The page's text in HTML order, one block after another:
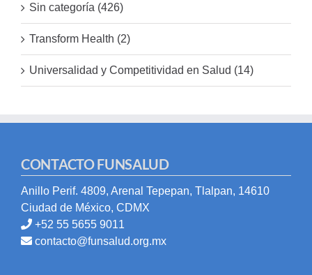
Sin categoría (426)
Transform Health (2)
Universalidad y Competitividad en Salud (14)
CONTACTO FUNSALUD
Anillo Perif. 4809, Arenal Tepepan, Tlalpan, 14610
Ciudad de México, CDMX
+52 55 5655 9011
contacto@funsalud.org.mx